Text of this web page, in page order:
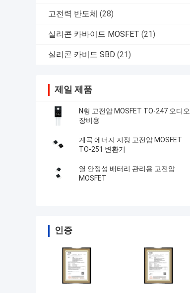
고전력 반도체 (28)
실리콘 카바이드 MOSFET (21)
실리콘 카비드 SBD (21)
제일 제품
N형 고전압 MOSFET TO-247 오디오
장비용
계곡 에너지 지정 고전압 MOSFET
TO-251 변환기
열 안정성 배터리 관리용 고전압
MOSFET
인증